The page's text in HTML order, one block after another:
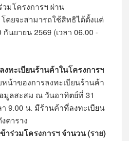
มโครงการฯ ผ่าน
ดยจะสามารถใช้สิทธิได้ตั้งแต่
นยายน 2569 (เวลา 06.00 -
ทะเบียนร้านค้าในโครงการฯ
าของการลงทะเบียนร้านค้า
มูลสะสม ณ วันอาทิตย์ที่ 31
9.00 น. มีร้านค้าที่ลงทะเบียน
ตาราง
าร่วมโครงการฯ จำนวน (ราย)